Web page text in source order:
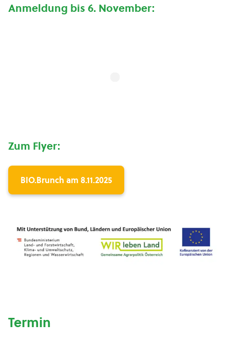
Anmeldung bis 6. November:
Zum Flyer:
BIO.Brunch am 8.11.2025
Termin